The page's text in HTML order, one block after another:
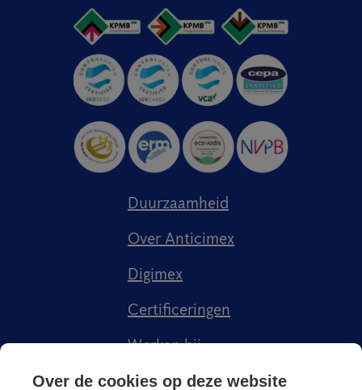
Duurzaamheid
Over Anticimex
Digimex
Certificeringen
Werken bij
Kenniscentrum
Over de cookies op deze website